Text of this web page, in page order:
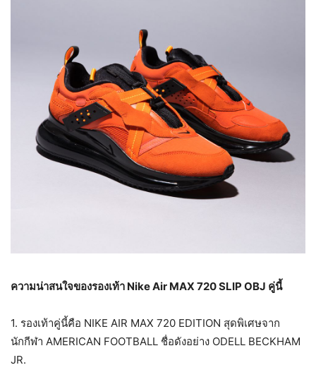
ความน่าสนใจของรองเท้า Nike Air MAX 720 SLIP OBJ คู่นี้
1. รองเท้าคู่นี้คือ NIKE AIR MAX 720 EDITION สุดพิเศษจาก
นักกีฬา AMERICAN FOOTBALL ชื่อดังอย่าง ODELL BECKHAM
JR.